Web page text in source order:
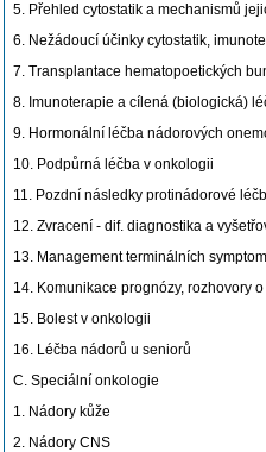
5. Přehled cytostatik a mechanismů
6. Nežádoucí účinky cytostatik,
7. Transplantace hematopoetických
8. Imunoterapie a cílená (biologická)
9. Hormonální léčba nádorových
10. Podpůrná léčba v onkologii
11. Pozdní následky protinádorové
12. Zvracení - dif. diagnostika a
13. Management terminálních
14. Komunikace prognózy, rozhovory
15. Bolest v onkologii
16. Léčba nádorů u seniorů
C. Speciální onkologie
1. Nádory kůže
2. Nádory CNS